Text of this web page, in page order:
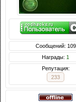
Сообщений: 109
Награды: 1
Репутация:
233